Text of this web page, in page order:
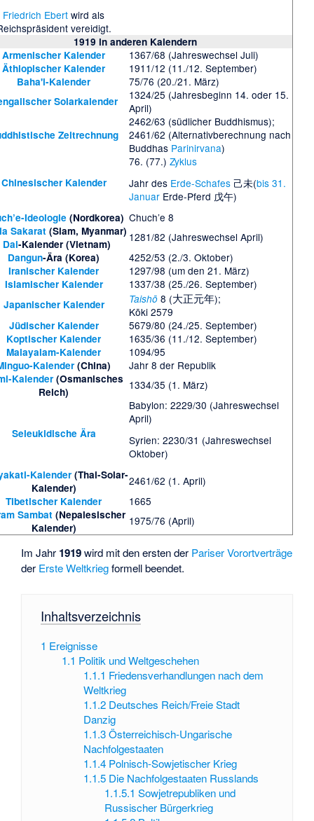
Friedrich Ebert wird als
vereidigt.
1919 in anderen Kalendern
Armenischer Kalender
1367/68 (Jahreswechsel Juli)
Äthiopischer Kalender 1911/12 (11./12. September)
Baha'i-Kalender 75/76 (20./21. März)
Solarkalender
1324/25 (Jahresbeginn 14. oder 15.
April)
Zeitrechnung
2462/63 (südlicher Buddhismus);
2461/62 (Alternativberechnung nach
Buddhas Parinirvana)
Chinesischer Kalender
76. (77.) Zyklus
Jahr des Erde-Schafes己未(bis 31.
JanuarErde-Pferd 戊午)
Ideologie (Nordkorea) Chuch’e 8
Sakarat(Siam, Myanmar)
Dai-Kalender (Vietnam)
1281/82 (Jahreswechsel April)
Dangun-Ära (Korea) 4252/53 (2./3. Oktober)
Iranischer Kalender 1297/98 (um den 21. März)
Islamischer Kalender 1337/38 (25./26. September)
Japanischer Kalender Taishō8 (大正元年);
Kōki 2579
Jüdischer Kalender 5679/80 (24./25. September)
Koptischer Kalender 1635/36 (11./12. September)
Malayalam-Kalender 1094/95
Kalender (China) Jahr 8 der Republik
Kalender(Osmanisches
Reich)
1334/35 (1. März)
Seleukidische Ära
Babylon: 2229/30 (Jahreswechsel
April)
Syrien: 2230/31 (Jahreswechsel
Oktober)
Kalender(Thai-Solar-
Kalender)
2461/62 (1. April)
Tibetischer Kalender 1665
Sambat(Nepalesischer
Kalender)
1975/76 (April)
Im Jahr 1919wird mit den ersten der Pariser Vorortverträge
der Erste Weltkriegformell beendet.
Inhaltsverzeichnis
1 Ereignisse
1.1 Politik und Weltgeschehen
1.1.1 Friedensverhandlungen nach dem
Weltkrieg
1.1.2 Deutsches Reich/Freie Stadt
Danzig
1.1.3 Österreichisch-Ungarische
Nachfolgestaaten
1.1.4 Polnisch-Sowjetischer Krieg
1.1.5 Die Nachfolgestaaten Russlands
1.1.5.1 Sowjetrepubliken und
Russischer Bürgerkrieg